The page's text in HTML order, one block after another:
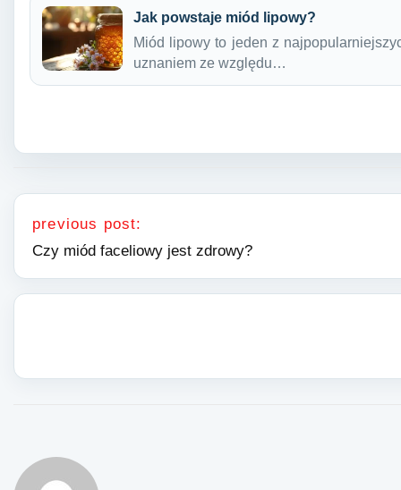
Jak powstaje miód lipowy?
Miód lipowy to jeden z
uznaniem ze względu…
Nawigacja wpisu
previous post:
Czy miód faceliowy jest zdrowy?